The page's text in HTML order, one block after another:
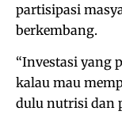
partisipasi
berkembang.
“Investasi yang
kalau mau
dulu nutrisi dan